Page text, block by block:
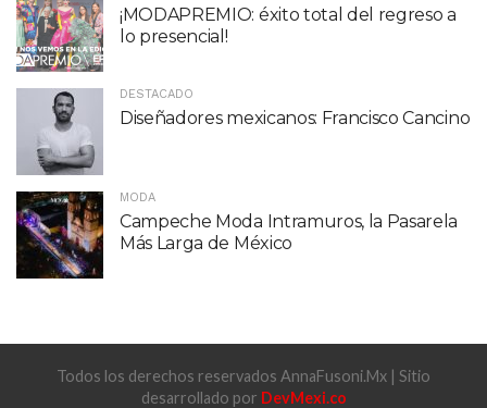
¡MODAPREMIO: éxito total del regreso a
lo presencial!
DESTACADO
Diseñadores mexicanos: Francisco Cancino
MODA
Campeche Moda Intramuros, la Pasarela
Más Larga de México
Todos los derechos reservados AnnaFusoni.Mx | Sitio
desarrollado por DevMexi.co